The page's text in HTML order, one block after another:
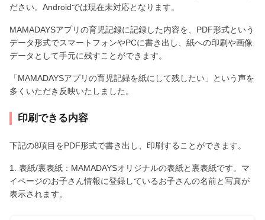
ださい。Androidでは現在未対応となります。
MAMADAYSアプリの育児記録に記録した内容を、PDF形式という
データ形式でスマートフォンやPCに書き出し、紙への印刷や画像
データとして手元に残すことができます。
「MAMADAYSアプリの育児記録を紙にして残したい」という声を
多くいただき反映いたしました。
印刷できる内容
下記の8項目をPDF形式で書き出し、印刷することができます。
1. 表紙/裏表紙：MAMADAYSオリジナルの表紙と裏表紙です。マ
イページのお子さん情報に登録しているお子さんの名前と写真が
表示されます。